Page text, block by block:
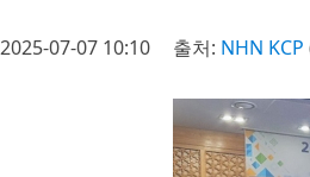
2025-07-07 10:10 출처: NHN KCP